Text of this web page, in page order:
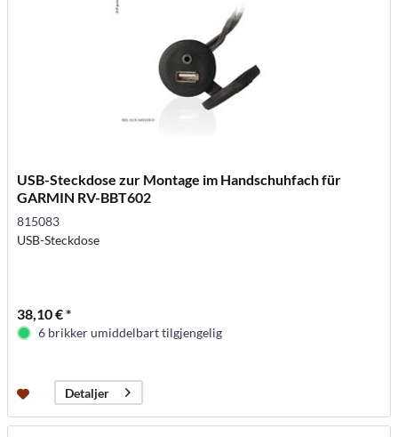
USB-Steckdose zur Montage im Handschuhfach für
GARMIN RV-BBT602
815083
USB-Steckdose
38,10 € *
6 brikker umiddelbart tilgjengelig
Detaljer